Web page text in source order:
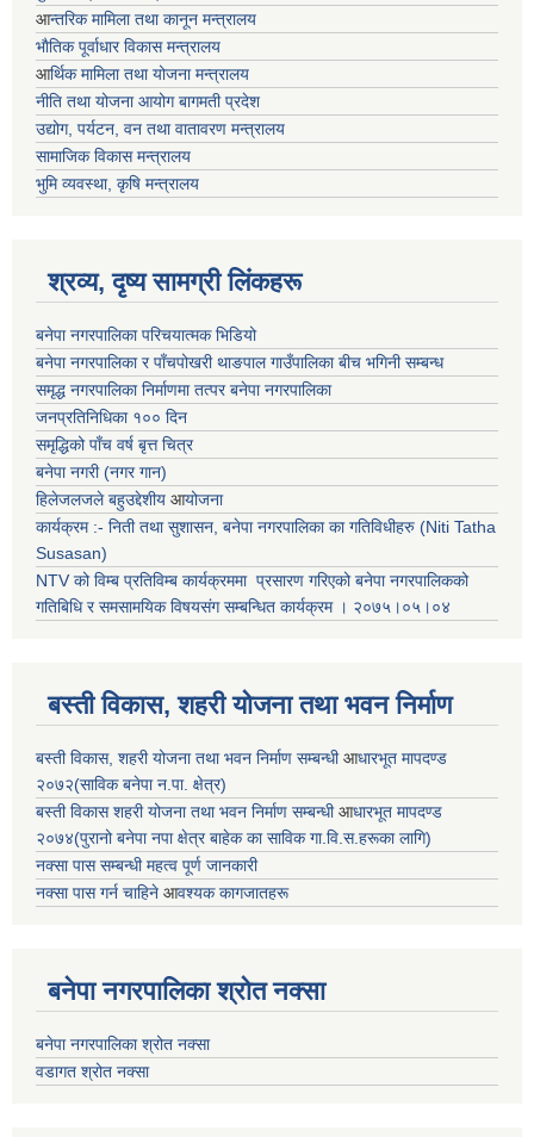
आन्तरिक मामिला तथा कानून मन्त्रालय
भाैतिक पूर्वाधार विकास मन्त्रालय
आर्थिक मामिला तथा योजना मन्त्रालय
नीति तथा योजना आयोग बागमती प्रदेश
उद्योग, पर्यटन, वन तथा वातावरण मन्त्रालय
सामाजिक विकास मन्त्रालय
भुमि व्यवस्था, कृषि मन्त्रालय
श्रव्य, दृष्य सामग्री लिंकहरू
बनेपा नगरपालिका परिचयात्मक भिडियो
बनेपा नगरपालिका र पाँचपोखरी थाङपाल गाउँपालिका बीच भगिनी सम्बन्ध
समृद्ध नगरपालिका निर्माणमा तत्पर बनेपा नगरपालिका
जनप्रतिनिधिका १०० दिन
समृद्धिको पाँच वर्ष बृत्त चित्र
बनेपा नगरी (नगर गान)
हिलेजलजले बहुउद्देशीय आयोजना
कार्यक्रम :- निती तथा सुशासन, बनेपा नगरपालिका का गतिविधीहरु (Niti Tatha
Susasan)
NTV को विम्ब प्रतिविम्ब कार्यक्रममा प्रसारण गरिएकोबनेपा नगरपालिकको
गतिबिधि र समसामयिक विषयसंग सम्बन्धित कार्यक्रम । २०७५।०५।०४
बस्ती विकास, शहरी योजना तथा भवन निर्माण
बस्ती विकास, शहरी योजना तथा भवन निर्माण सम्बन्धीआधारभूत मापदण्ड
२०७२(साविक बनेपा न.पा. क्षेत्र)
बस्ती विकास शहरी योजना तथा भवन निर्माण सम्बन्धीआधारभूत मापदण्ड
२०७४(पुरानो बनेपा नपा क्षेत्र बाहेक का साविक गा.वि.स.हरूका लागि)
नक्सा पास सम्बन्धी महत्व पूर्ण जानकारी
नक्सा पास गर्न चाहिने आवश्यक कागजातहरू
बनेपा नगरपालिका श्रोत नक्सा
बनेपा नगरपालिका श्रोत नक्सा
वडागत श्रोत नक्सा